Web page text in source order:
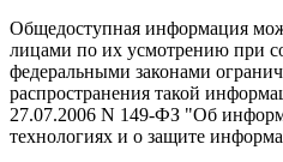
Общедоступная информация
лицами по их усмотрению при
федеральными законами
распространения такой
27.07.2006 N 149-ФЗ "Об
технологиях и о защите